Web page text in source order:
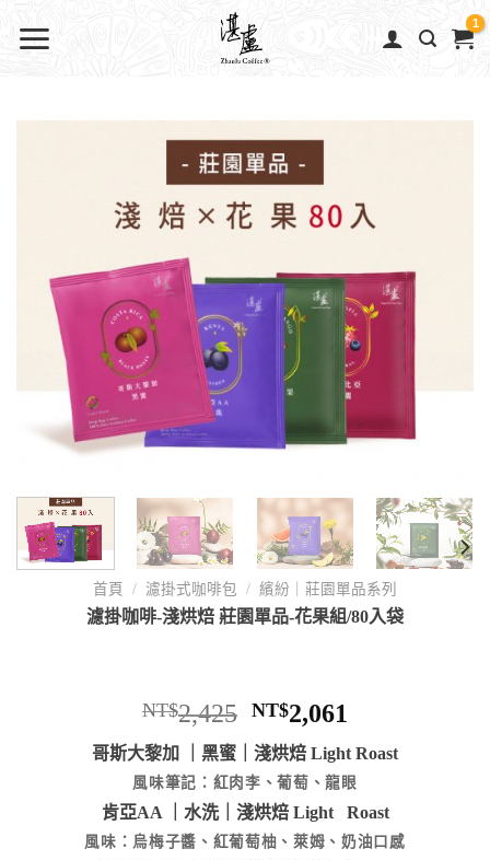
首頁 / 濾掛式咖啡包 / 繽紛｜莊園單品系列
濾掛咖啡-淺烘焙 莊園單品-花果組/80入袋
NT$2,425 NT$2,061
哥斯大黎加 ｜黑蜜｜淺烘焙 Light Roast
風味筆記：紅肉李、葡萄、龍眼
肯亞AA ｜水洗｜淺烘焙 Light Roast
風味：烏梅子醬、紅葡萄柚、萊姆、奶油口感